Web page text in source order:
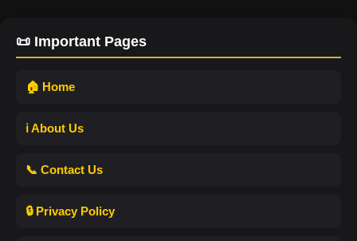
📜 Important Pages
🏠 Home
ℹ️ About Us
📞 Contact Us
🔒 Privacy Policy